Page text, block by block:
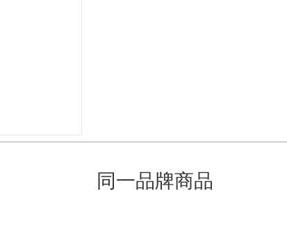
同一品牌商品